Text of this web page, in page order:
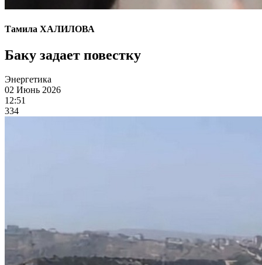
Тамила ХАЛИЛОВА
Баку задает повестку
Энергетика
02 Июнь 2026
12:51
334